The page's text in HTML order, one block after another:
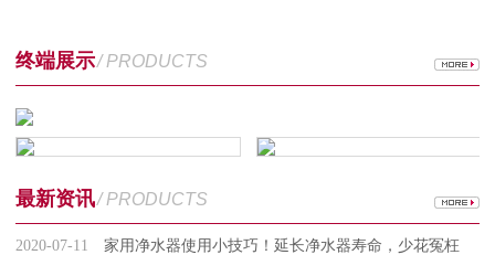
终端展示/ PRODUCTS
最新资讯/ PRODUCTS
2020-07-11 家用净水器使用小技巧！延长净水器寿命，少花冤枉